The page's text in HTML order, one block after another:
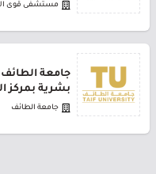
مستشفى قوى
جامعة
بشرية بمركز
جامعة الطائف